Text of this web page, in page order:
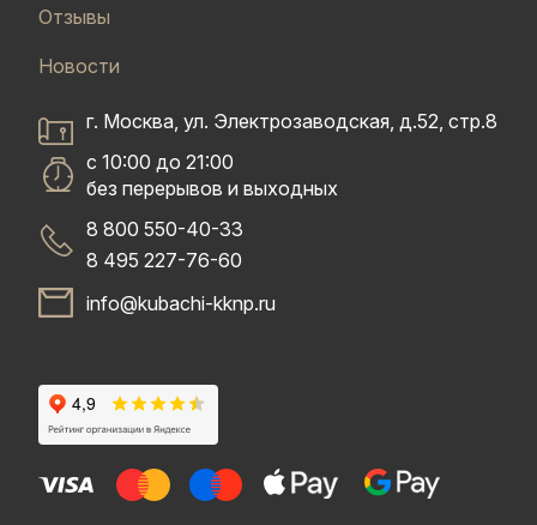
Отзывы
Новости
г. Москва, ул. Электрозаводская, д.52, стр.8
с 10:00 до 21:00
без перерывов и выходных
8 800 550-40-33
8 495 227-76-60
info@kubachi-kknp.ru